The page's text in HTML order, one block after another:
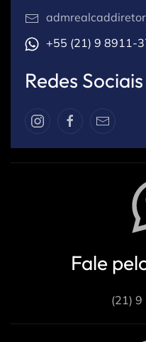
+55 (21) 9 8911-
Redes Sociais
Fale
(21)